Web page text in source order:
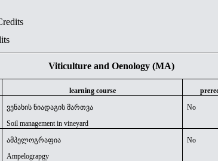
Viticulture and Oenology (MA)
learning course
ვენახის ნიადაგის მართვა
Soil managementin vineyard
No
ამპელოგრაფია
Ampelograpgy
No